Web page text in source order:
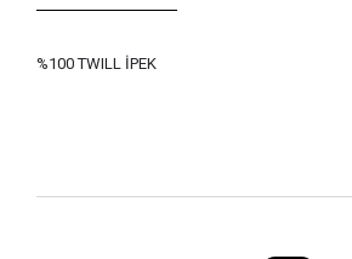
%100 TWILL İPEK